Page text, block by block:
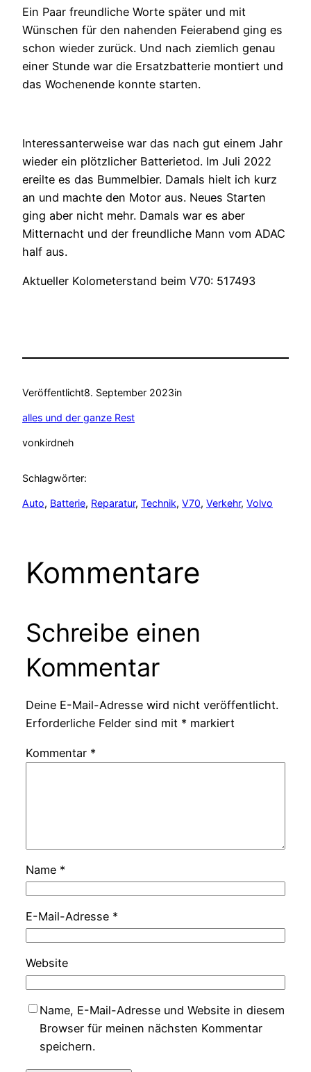
Ein Paar freundliche Worte später und mit
Wünschen für den nahenden Feierabend ging es
schon wieder zurück. Und nach ziemlich genau
einer Stunde war die Ersatzbatterie montiert und
das Wochenende konnte starten.
Interessanterweise war das nach gut einem Jahr
wieder ein plötzlicher Batterietod. Im Juli 2022
ereilte es das Bummelbier. Damals hielt ich kurz
an und machte den Motor aus. Neues Starten
ging aber nicht mehr. Damals war es aber
Mitternacht und der freundliche Mann vom ADAC
half aus.
Aktueller Kolometerstand beim V70: 517493
Veröffentlicht8. September 2023in
alles und der ganze Rest
vonkirdneh
Schlagwörter:
Auto, Batterie, Reparatur, Technik, V70, Verkehr, Volvo
Kommentare
Schreibe einen
Kommentar
Deine E-Mail-Adresse wird nicht veröffentlicht.
Erforderliche Felder sind mit * markiert
Kommentar *
Name *
E-Mail-Adresse *
Website
Name, E-Mail-Adresse und Website in diesem
Browser für meinen nächsten Kommentar
speichern.